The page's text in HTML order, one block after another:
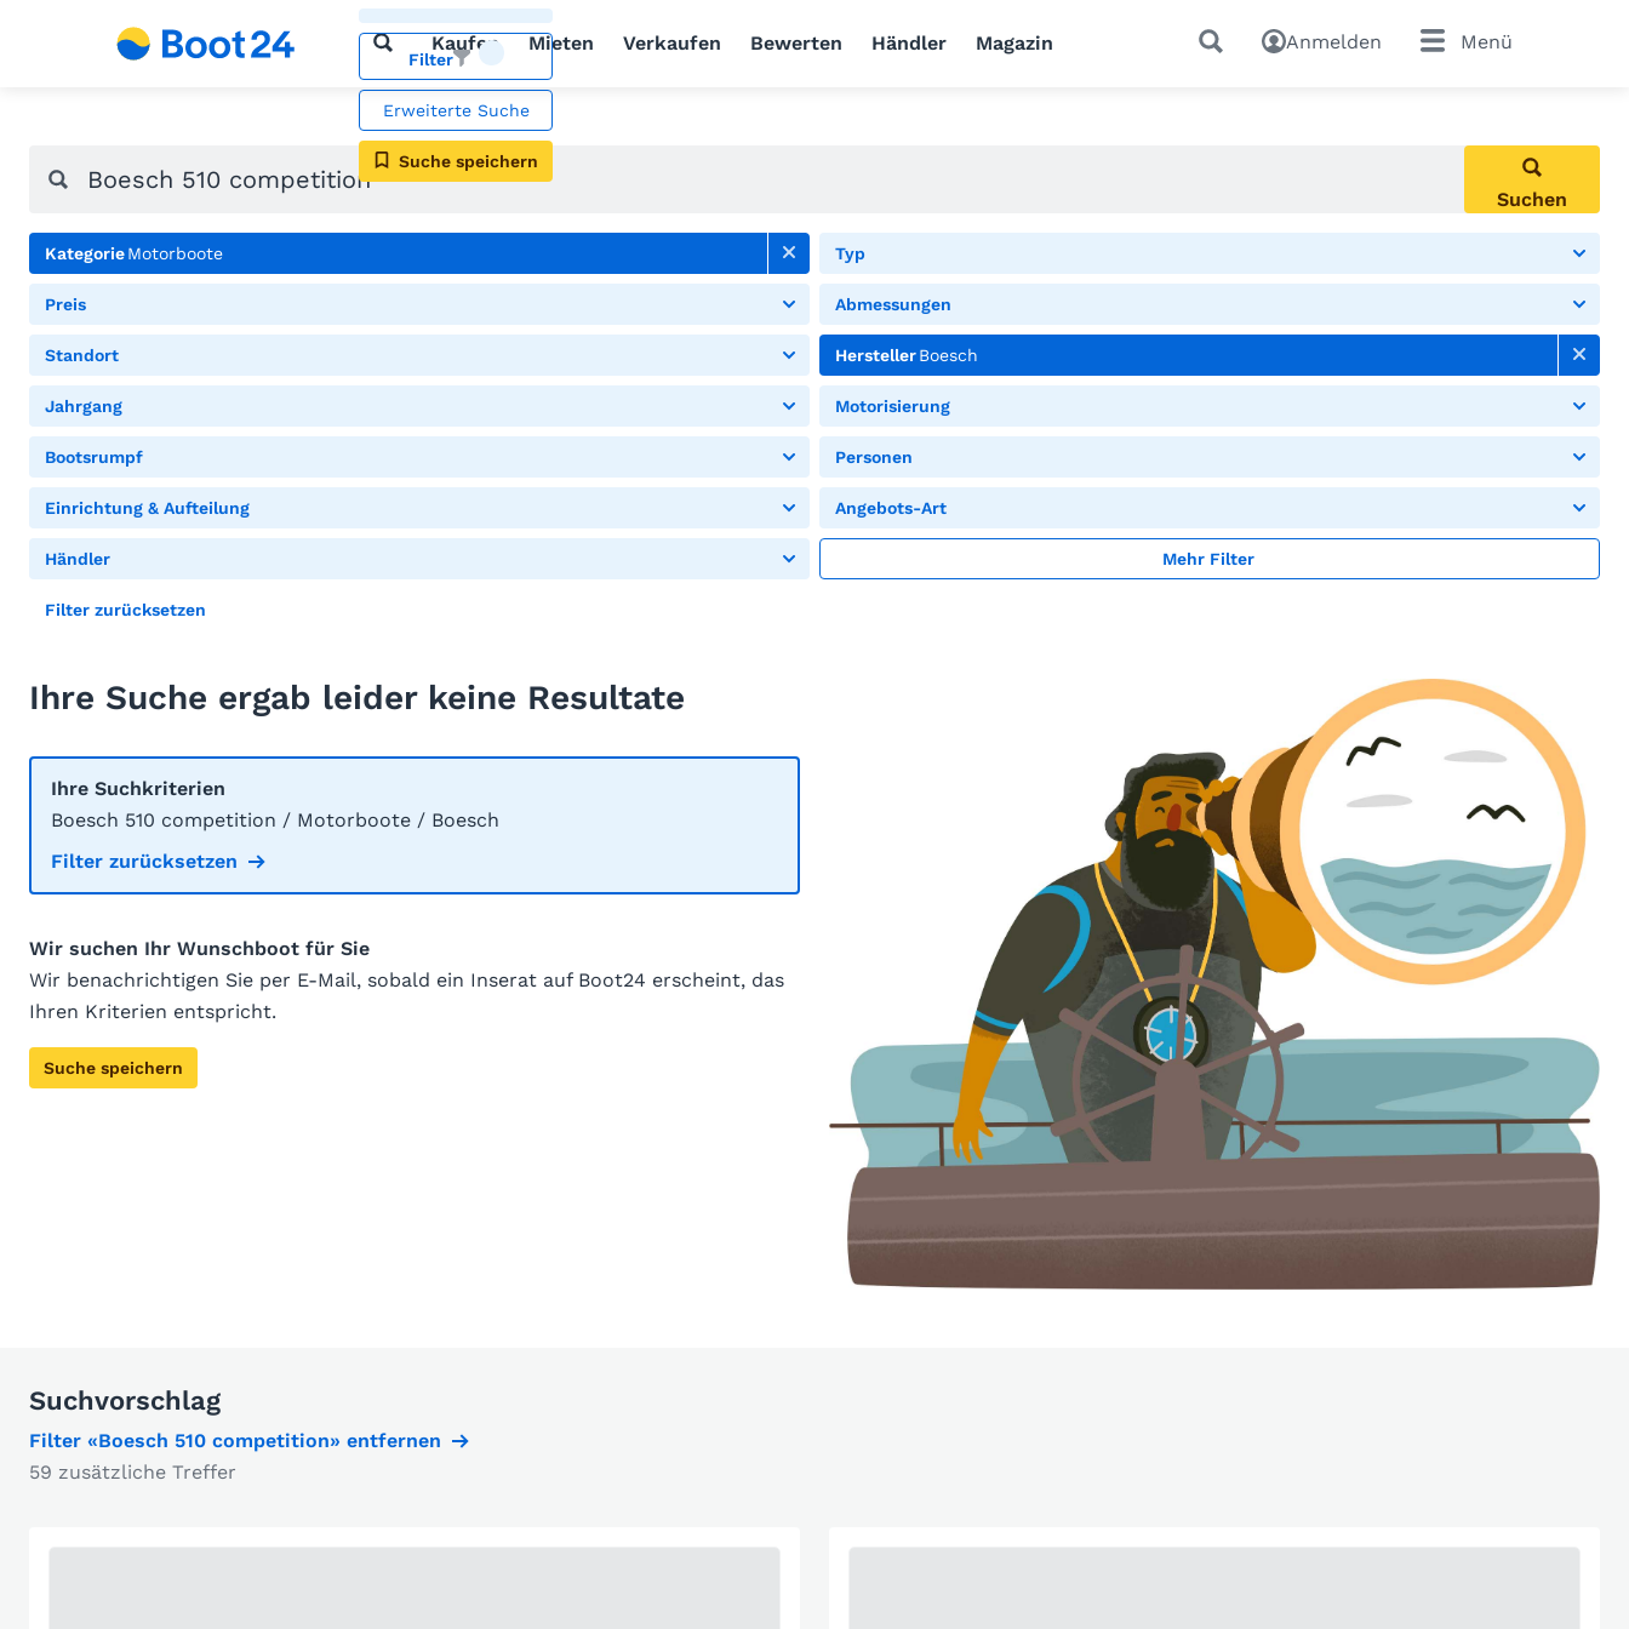
Kaufen Mieten Verkaufen Bewerten Händler Magazin Anmelden Menü
Filter
Erweiterte Suche
Suche speichern
Suchen
KategorieMotorboote Typ
Preis Abmessungen
Standort HerstellerBoesch
Jahrgang Motorisierung
Bootsrumpf Personen
Einrichtung & Aufteilung Angebots-Art
Händler Mehr Filter
Filter zurücksetzen
Ihre Suche ergab leider keine Resultate
Ihre Suchkriterien
Boesch 510 competition / Motorboote / Boesch
Filter zurücksetzen
Wir suchen Ihr Wunschboot für Sie
Wir benachrichtigen Sie per E-Mail, sobald ein Inserat auf Boot24 erscheint, das
Ihren Kriterien entspricht.
Suche speichern
Suchvorschlag
Filter «Boesch 510 competition» entfernen
59 zusätzliche Treffer